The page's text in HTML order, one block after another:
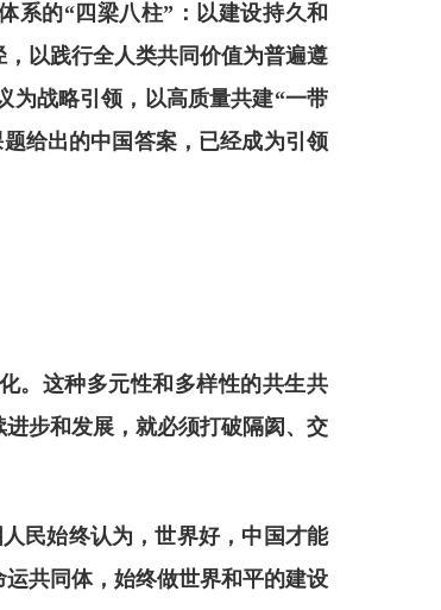
系的“四梁八柱”：以建设持久和
以践行全人类共同价值为普遍遵
为战略引领，以高质量共建“一带
给出的中国答案，已经成为引领
。这种多元性和多样性的共生共
进步和发展， 就必须打破隔阂、交
民始终认为，世界好，中国才能
共同体，始终做世界和平的建设